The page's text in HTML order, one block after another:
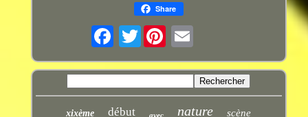
Share
Twitter
xixème début avec nature scène